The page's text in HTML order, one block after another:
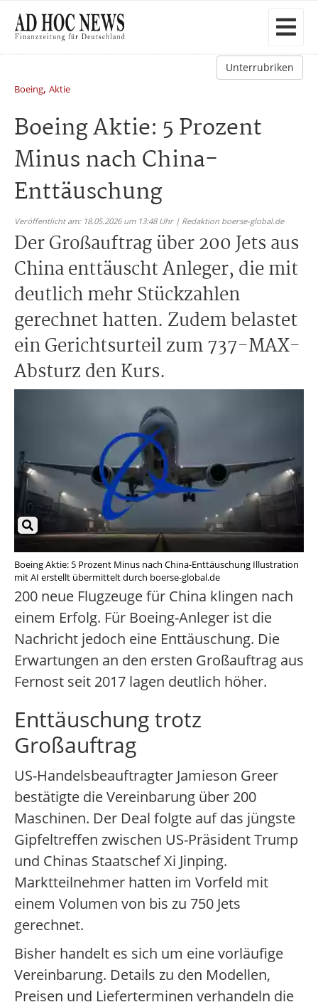
Unterrubriken
Boeing, Aktie
Boeing Aktie: 5 Prozent
Minus nach China-
Enttäuschung
Veröffentlicht am: 18.05.2026 um 13:48 Uhr | Redaktion boerse-global.de
Der Großauftrag über 200 Jets aus
China enttäuscht Anleger, die mit
deutlich mehr Stückzahlen
gerechnet hatten. Zudem belastet
ein Gerichtsurteil zum 737-MAX-
Absturz den Kurs.
Boeing Aktie: 5 Prozent Minus nach China-Enttäuschung Illustration
mit AI erstellt übermittelt durch boerse-global.de
200 neue Flugzeuge für China klingen nach
einem Erfolg. Für Boeing-Anleger ist die
Nachricht jedoch eine Enttäuschung. Die
Erwartungen an den ersten Großauftrag aus
Fernost seit 2017 lagen deutlich höher.
Enttäuschung trotz
Großauftrag
US-Handelsbeauftragter Jamieson Greer
bestätigte die Vereinbarung über 200
Maschinen. Der Deal folgte auf das jüngste
Gipfeltreffen zwischen US-Präsident Trump
und Chinas Staatschef Xi Jinping.
Marktteilnehmer hatten im Vorfeld mit
einem Volumen von bis zu 750 Jets
gerechnet.
Bisher handelt es sich um eine vorläufige
Vereinbarung. Details zu den Modellen,
Preisen und Lieferterminen verhandeln die